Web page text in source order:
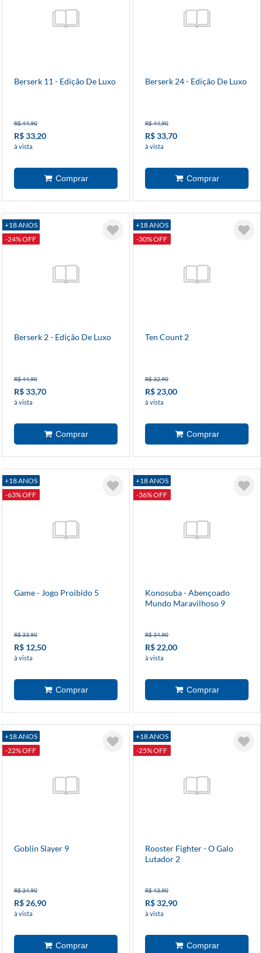
Berserk 11 - Edição De Luxo
R$ 44,90
R$ 33,20
à vista
Berserk 24 - Edição De Luxo
R$ 44,90
R$ 33,70
à vista
+18 ANOS
-24% OFF
Berserk 2 - Edição De Luxo
R$ 44,90
R$ 33,70
à vista
+18 ANOS
-30% OFF
Ten Count 2
R$ 32,90
R$ 23,00
à vista
+18 ANOS
-63% OFF
Game - Jogo Proibido 5
R$ 33,90
R$ 12,50
à vista
+18 ANOS
-36% OFF
Konosuba - Abençoado
Mundo Maravilhoso 9
R$ 34,90
R$ 22,00
à vista
+18 ANOS
-22% OFF
Goblin Slayer 9
R$ 34,90
R$ 26,90
à vista
+18 ANOS
-25% OFF
Rooster Fighter - O Galo
Lutador 2
R$ 43,90
R$ 32,90
à vista